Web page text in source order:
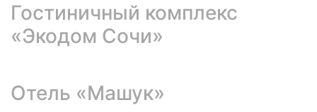
Гостиничный комплекс
«Экодом Сочи»
Отель «Машук»